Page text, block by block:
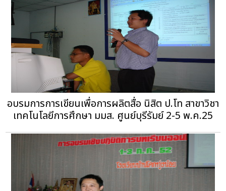
อบรมการการเขียนเพื่อการผลิตสื่อ นิสิต ป.โท สาขาวิชา
เทคโนโลยีการศึกษา มมส. ศูนย์บุรีรัมย์ 2-5 พ.ค.25